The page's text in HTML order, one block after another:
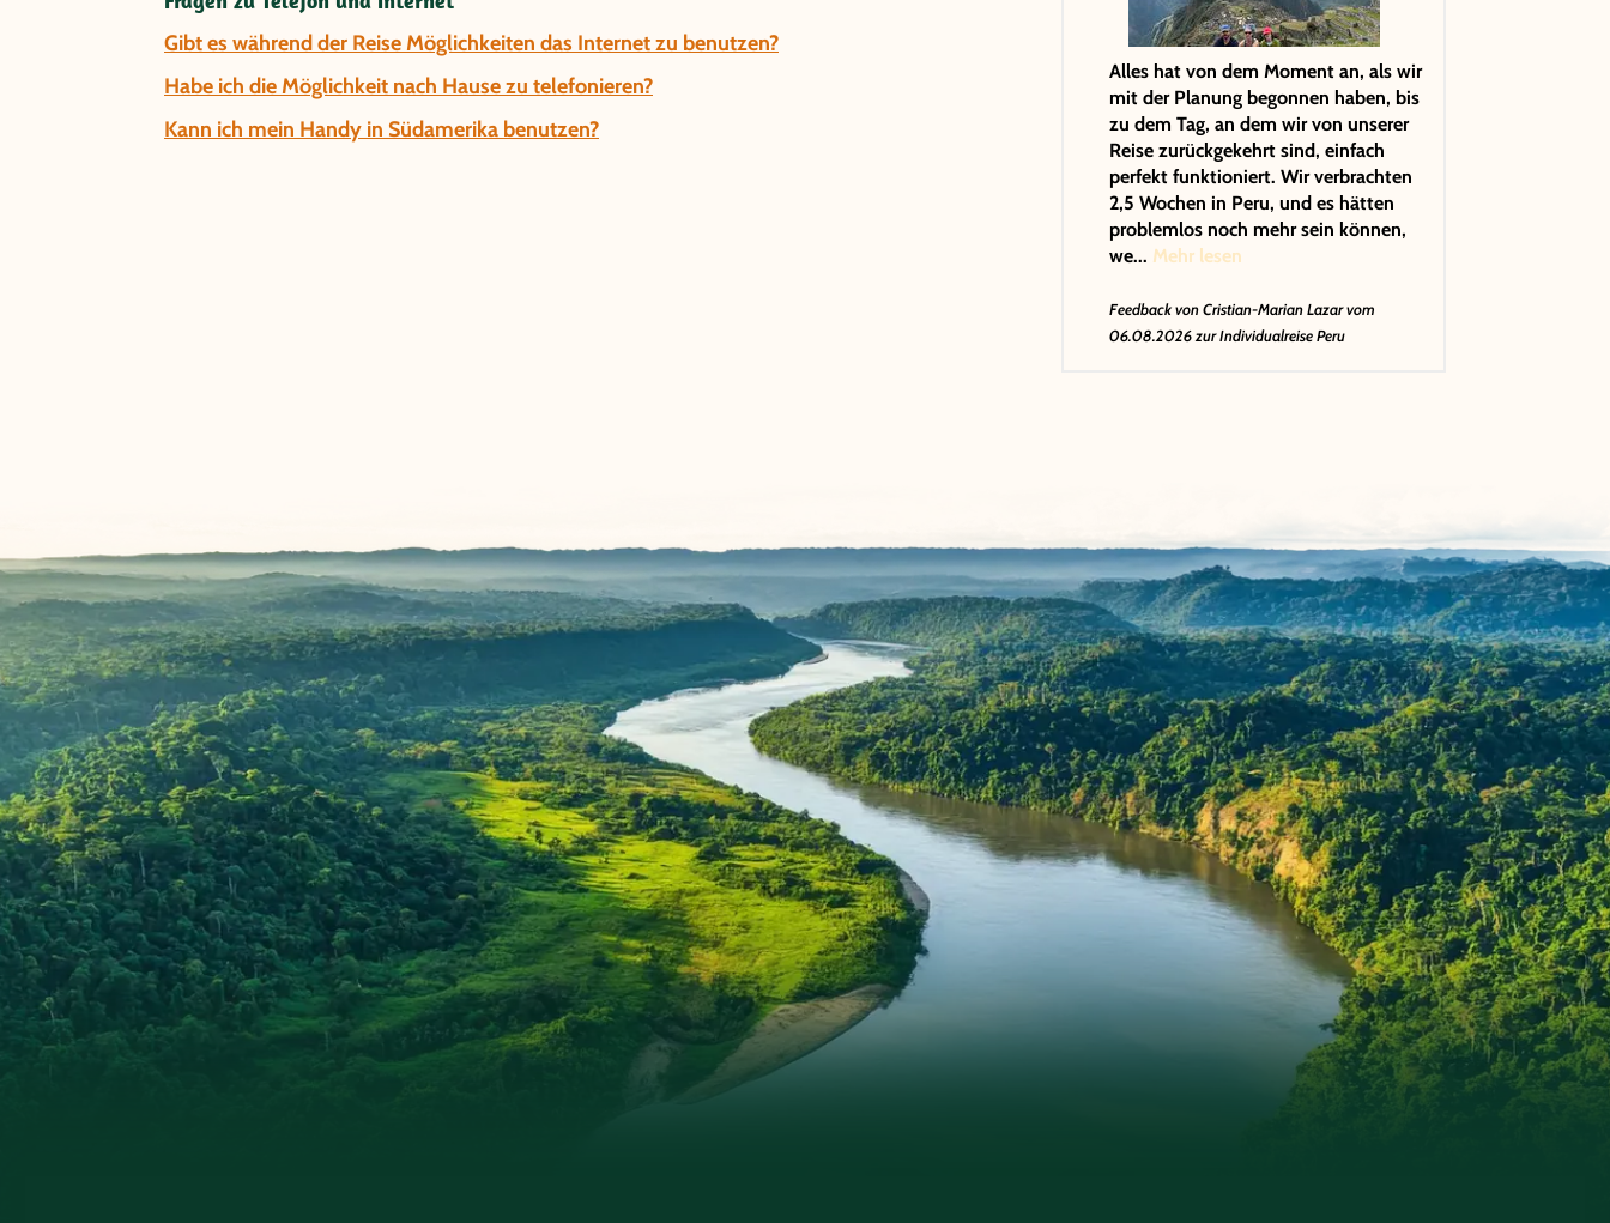
Gibt es während der Reise Möglichkeiten das Internet zu benutzen?
Habe ich die Möglichkeit nach Hause zu telefonieren?
Kann ich mein Handy in Südamerika benutzen?
Alles hat von dem Moment an, als wir
mit der Planung begonnen haben, bis
zu dem Tag, an dem wir von unserer
Reise zurückgekehrt sind, einfach
perfekt funktioniert. Wir verbrachten
2,5 Wochen in Peru, und es hätten
problemlos noch mehr sein können,
we... Mehr lesen
Feedback vonCristian-Marian Lazarvom
06.08.2026 zur Individualreise Peru